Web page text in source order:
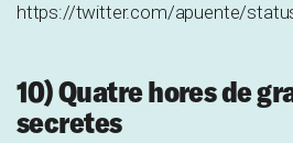
https://twitter.com/apuente/
10) Quatre hores de
secretes